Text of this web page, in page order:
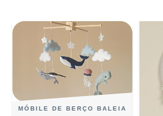
MÓBILE DE BERÇO BALEIA